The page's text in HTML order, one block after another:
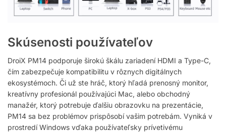
Skúsenosti používateľov
DroiX PM14 podporuje širokú škálu zariadení HDMI a Type-C,
čím zabezpečuje kompatibilitu v rôznych digitálnych
ekosystémoch. Či už ste hráč, ktorý hľadá prenosný monitor,
kreatívny profesionál používajúci Mac, alebo obchodný
manažér, ktorý potrebuje ďalšiu obrazovku na prezentácie,
PM14 sa bez problémov prispôsobí vašim potrebám. Vyniká v
prostredí Windows vďaka používateľsky prívetivému